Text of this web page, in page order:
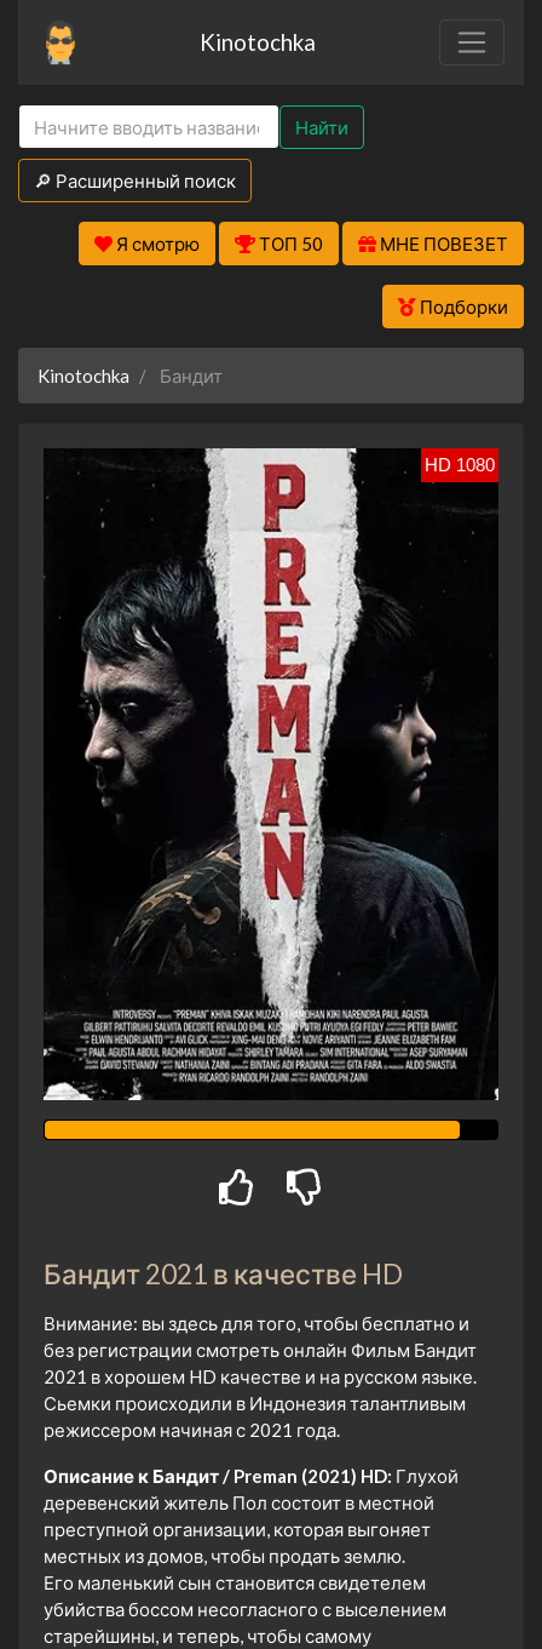
Kinotochka
Найти
🔎 Расширенный поиск
Я смотрю ТОП 50 МНЕ ПОВЕЗЕТ
Подборки
Kinotochka Бандит
HD 1080
Бандит 2021 в качестве HD
Внимание: вы здесь для того, чтобы бесплатно и
без регистрации смотреть онлайн Фильм Бандит
2021 в хорошем HD качестве и на русском языке.
Сьемки происходили в Индонезия талантливым
режиссером начиная с 2021 года.
Описание к Бандит / Preman (2021) HD: Глухой
деревенский житель Пол состоит в местной
преступной организации, которая выгоняет
местных из домов, чтобы продать землю.
Его маленький сын становится свидетелем
убийства боссом несогласного с выселением
старейшины, и теперь, чтобы самому